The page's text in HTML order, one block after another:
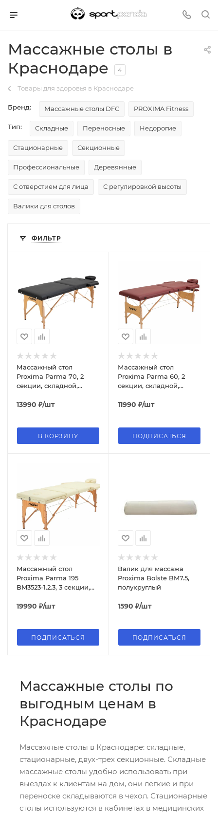
Массажные столы в
Краснодаре
4
Товары для здоровья в Краснодаре
Бренд: Массажные столы DFC PROXIMA Fitness
Тип: Складные Переносные Недорогие
Стационарные Секционные
Профессиональные Деревянные
С отверстием для лица С регулировкой высоты
Валики для столов
ФИЛЬТР
Массажный стол
Proxima Parma 70, 2
секции, складной,
13990 ₽/шт
В КОРЗИНУ
Массажный стол
Proxima Parma 60, 2
секции, складной,
11990 ₽/шт
ПОДПИСАТЬСЯ
Массажный стол
Proxima Parma 195
BM3523-1.2.3, 3 секции,
19990 ₽/шт
ПОДПИСАТЬСЯ
Валик для массажа
Proxima Bolste BM7.5,
полукруглый
1590 ₽/шт
ПОДПИСАТЬСЯ
Массажные столы по
выгодным ценам в
Краснодаре
Массажные столы в Краснодаре: складные,
стационарные, двух-трех секционные. Складные
массажные столы удобно использовать при
выездах к клиентам на дом, они легкие и при
переноске складываются в чехол. Стационарные
столы используются в кабинетах в медицинских